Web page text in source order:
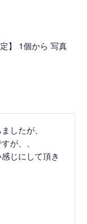
】 1個から 写真
したが、
が、、
じにして頂き